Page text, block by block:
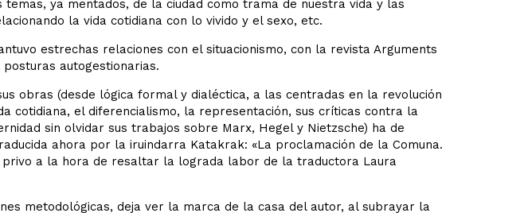
ya mentados, de la ciudad como trama de nuestra vida y las
la vida cotidiana con lo vivido y el sexo, etc.
estrechas relaciones con el situacionismo, con la revista Arguments
autogestionarias.
obras (desde lógica formal y dialéctica, a las centradas en la revolución
cotidiana, el diferencialismo, la representación, sus críticas contra la
sin olvidar sus trabajos sobre Marx, Hegel y Nietzsche) ha de
ahora por la iruindarra Katakrak: «La proclamación de la Comuna.
privo a la hora de resaltar la lograda labor de la traductora Laura
metodológicas, deja ver la marca de la casa del autor, al subrayar la